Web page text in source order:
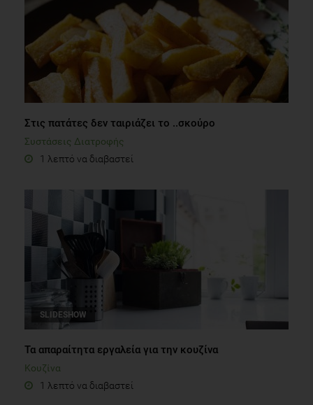
Στις πατάτες δεν ταιριάζει το ..σκούρο
Συστάσεις Διατροφής
1 λεπτό να διαβαστεί
SLIDESHOW
Τα απαραίτητα εργαλεία για την κουζίνα
Κουζίνα
1 λεπτό να διαβαστεί